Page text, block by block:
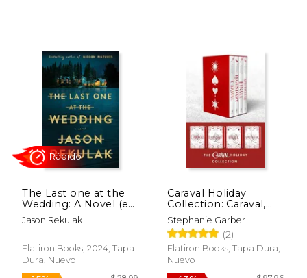
dcto.
15%
dcto.
The Last one at the
Wedding: A Novel (en
Inglés)
Jason Rekulak
Flatiron Books, 2024, Tapa
Dura, Nuevo
Caraval Holiday
Collection: Caraval,
Legendary, Finale,
Spectacular (en
Inglés)
Stephanie Garber
(2)
Flatiron Books, Tapa Dura,
Nuevo